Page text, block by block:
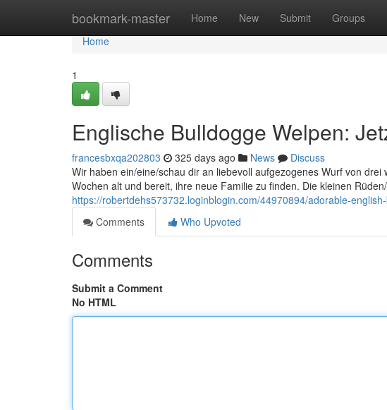
bookmark-master Home New Submit Groups
Home
Home
1
Englische Bulldogge Welpen:
francesbxqa202803 325 days ago News
Discuss
Wir haben ein/eine/schau dir an liebevoll aufgezogenes Wurf von
Wochen alt und bereit, ihre neue Familie zu finden. Die kleinen
https://robertdehs573732.loginblogin.com/44970894/adorable-
Comments
Who Upvoted
Comments
Submit a Comment
No HTML